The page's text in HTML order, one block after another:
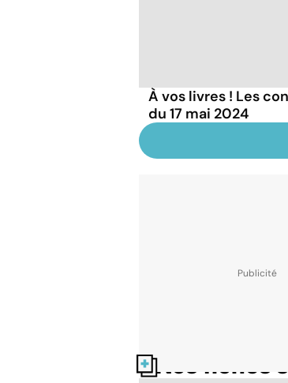
À vos livres ! Les
du 17 mai 2024
Nos fiches